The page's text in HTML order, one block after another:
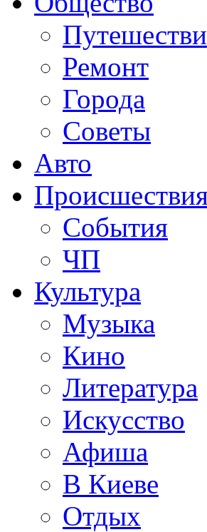
Ремонт
Города
Советы
Авто
События
ЧП
Культура
Музыка
Кино
Литература
Искусство
Афиша
В Киеве
Отдых